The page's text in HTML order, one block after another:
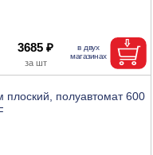
3685 ₽
полуавтомат 600